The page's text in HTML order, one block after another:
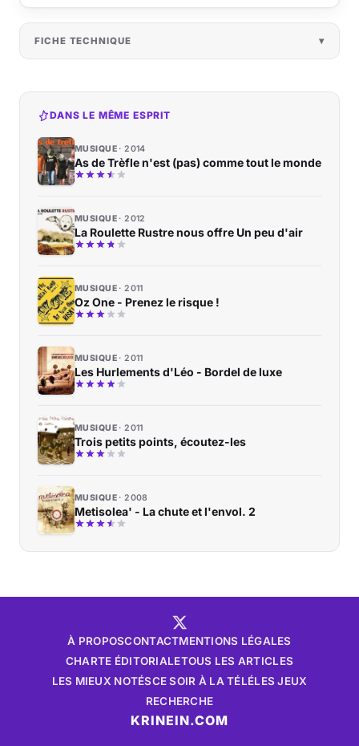
FICHE TECHNIQUE
DANS LE MÊME ESPRIT
MUSIQUE 2014
As de Trèfle n'est (pas) comme tout le monde
MUSIQUE 2012
La Roulette Rustre nous offre Un peu d'air
MUSIQUE 2011
Oz One - Prenez le risque !
MUSIQUE 2011
Les Hurlements d'Léo - Bordel de luxe
MUSIQUE 2011
Trois petits points, écoutez-les
MUSIQUE 2008
Metisolea' - La chute et l'envol. 2
À PROPOSCONTACTMENTIONS LÉGALES
CHARTE ÉDITORIALETOUS LES ARTICLES
LES MIEUX NOTÉSCE SOIR À LA TÉLÉLES JEUX
RECHERCHE
KRINEIN.COM